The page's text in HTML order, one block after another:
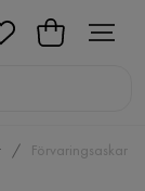
Förvaringsaskar